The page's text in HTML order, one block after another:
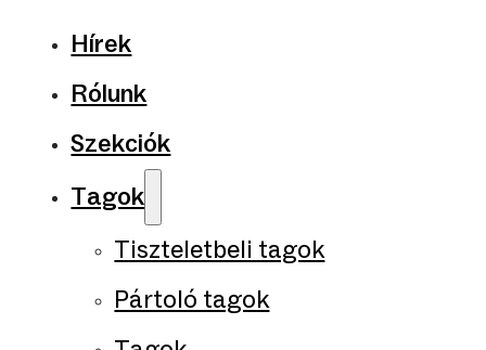
Hírek
Rólunk
Szekciók
Tagok
Tiszteletbeli tagok
Pártoló tagok